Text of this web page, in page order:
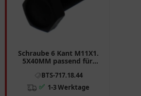
Schraube 6 Kant M11X1.
5X40MM passend für:
BTS-717.18.44
✅ 1-3 Werktage